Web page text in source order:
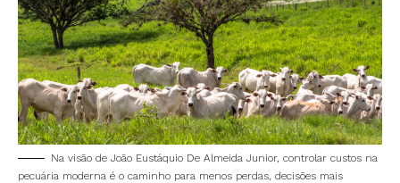
Na visão de João Eustáquio De Almeida Junior, controlar custos na
pecuária moderna é o caminho para menos perdas, decisões mais